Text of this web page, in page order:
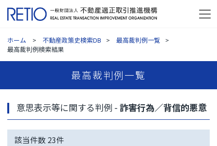
ホーム 不動産政策史検索DB
最高裁判例一覧
最高裁判例検索結果
最高裁判例一覧
意思表示等に関する判例 -詐害行為／背信的悪意
該当件数 23件